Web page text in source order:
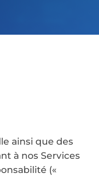
ainsi que des
à nos Services
(«